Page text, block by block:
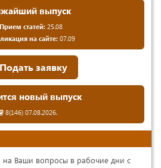
выпуск
Прием статей: 25.08
на сайте:07.09
Подать заявку
новый выпуск
8(146) 07.08.2026.
на Ваши вопросы в рабочие дни с